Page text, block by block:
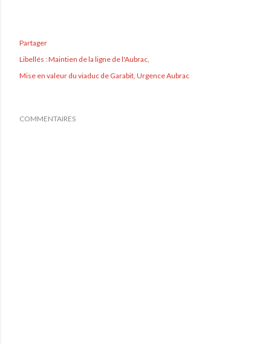
Partager
Libellés :Maintien de la ligne de l'Aubrac
Mise en valeur du viaduc de Garabit Urgence Aubrac
COMMENTAIRES